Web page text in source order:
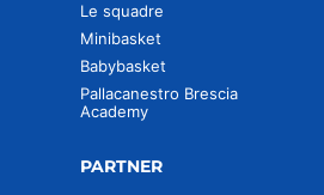
Le squadre
Minibasket
Babybasket
Pallacanestro Brescia
Academy
PARTNER